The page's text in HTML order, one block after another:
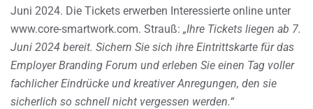
Juni 2024. Die Tickets erwerben Interessierte online unter
www.core-smartwork.com. Strauß: „Ihre Tickets liegen ab 7.
Juni 2024 bereit. Sichern Sie sich ihre Eintrittskarte für das
Employer Branding Forum und erleben Sie einen Tag voller
fachlicher Eindrücke und kreativer Anregungen, den sie
sicherlich so schnell nicht vergessen werden.“